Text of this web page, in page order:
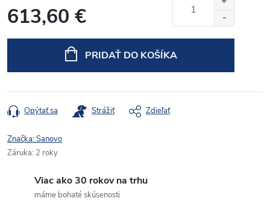
613,60 €
PRIDAŤ DO KOŠÍKA
Opýtať sa Strážiť Zdieľať
Značka:Sanovo
Záruka: 2 roky
Viac ako 30 rokov na trhu
máme bohaté skúsenosti